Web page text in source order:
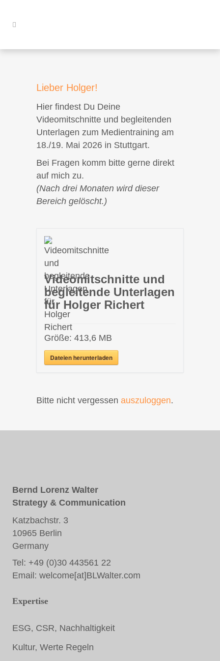
Lieber Holger!
Hier findest Du Deine
Videomitschnitte und begleitenden
Unterlagen zum Medientraining am
18./19. Mai 2026 in Stuttgart.
Bei Fragen komm bitte gerne direkt
auf mich zu.
(Nach drei Monaten wird dieser
Bereich gelöscht.)
Videomitschnitte und
begleitende Unterlagen
für Holger Richert
Größe: 413,6 MB
Dateien herunterladen
Bitte nicht vergessen auszuloggen.
Bernd Lorenz Walter
Strategy & Communication
Katzbachstr. 3
10965 Berlin
Germany
Tel: +49 (0)30 443561 22
Email: welcome[at]BLWalter.com
Expertise
ESG, CSR, Nachhaltigkeit
Kultur, Werte Regeln